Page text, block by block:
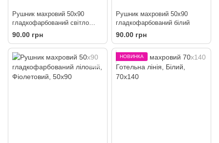
Рушник махровий 50х90
гладкофарбований світло
рожевий
90.00 грн
Рушник махровий 50х90
гладкофарбований білий
90.00 грн
НОВИНКА